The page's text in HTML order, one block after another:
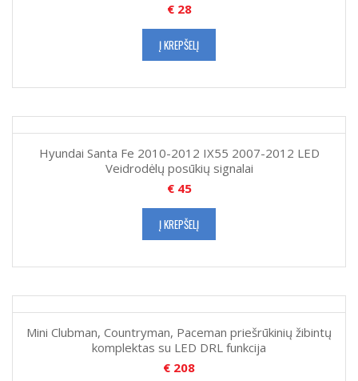
€28
Į KREPŠELĮ
Hyundai Santa Fe 2010-2012 IX55 2007-2012 LED
Veidrodėlų posūkių signalai
€45
Į KREPŠELĮ
Mini Clubman, Countryman, Paceman priešrūkinių žibintų
komplektas su LED DRL funkcija
€ 208